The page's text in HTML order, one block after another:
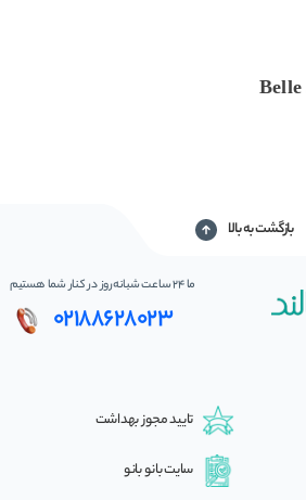
بازگشت به بالا
ما 24 ساعت شبانه‌روز در کنار شما هستیم
02188628023
تایید مجوز بهداشت
سایت بانو بانو